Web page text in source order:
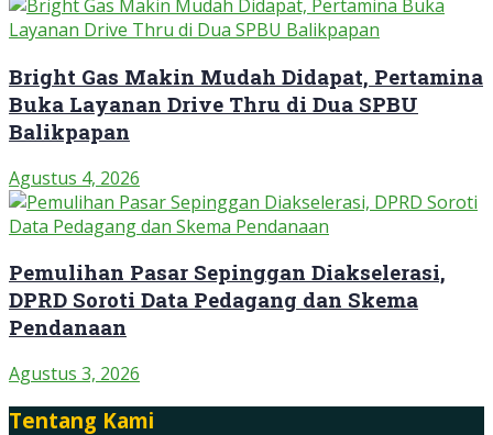
Bright Gas Makin Mudah Didapat, Pertamina
Buka Layanan Drive Thru di Dua SPBU
Balikpapan
Agustus 4, 2026
Pemulihan Pasar Sepinggan Diakselerasi,
DPRD Soroti Data Pedagang dan Skema
Pendanaan
Agustus 3, 2026
Tentang Kami